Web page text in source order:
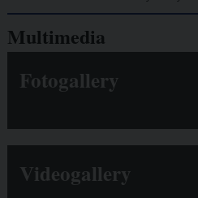
Multimedia
Fotogallery
Videogallery